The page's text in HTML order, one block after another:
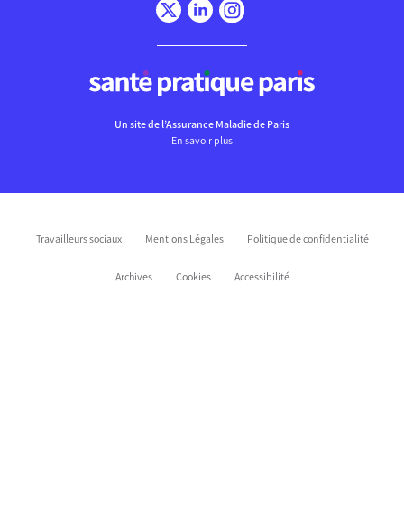
Un site de l’Assurance Maladie de Paris
En savoir plus
Travailleurs sociaux Mentions Légales Politique de confidentialité
Archives Cookies Accessibilité